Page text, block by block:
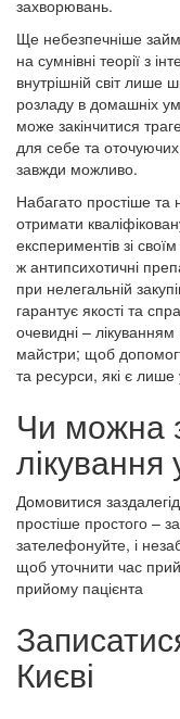
захворювань.
Ще небезпечніше
на сумнівні теорії з
внутрішній світ лише
розладу в домашніх
може закінчитися
для себе та
завжди можливо.
Набагато простіше та
отримати
експериментів зі
ж антипсихотичні
при нелегальній
гарантує якості та
очевидні –
майстри; щоб
та ресурси, які є лише
Чи можна
лікування
Домовитися
простіше простого –
зателефонуйте, і
щоб уточнити час
прийому пацієнта
Києві